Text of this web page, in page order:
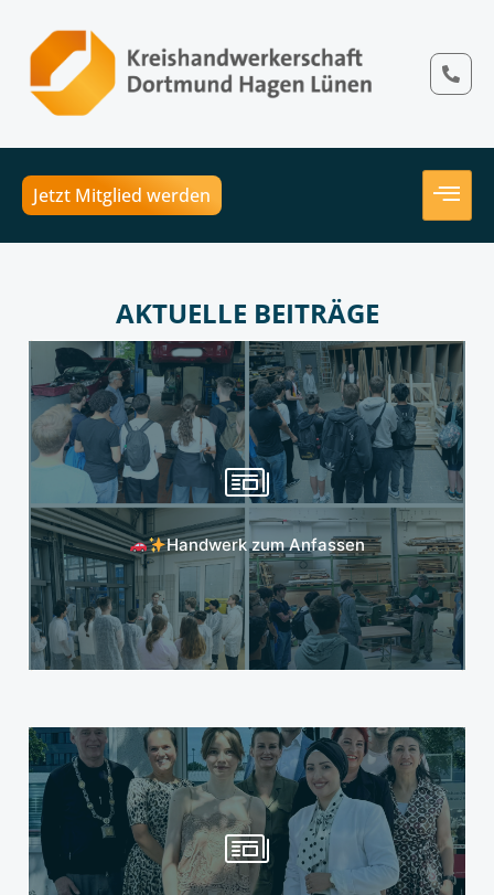
Jetzt Mitglied werden
AKTUELLE BEITRÄGE
Handwerk zum Anfassen
Mehr erfahren